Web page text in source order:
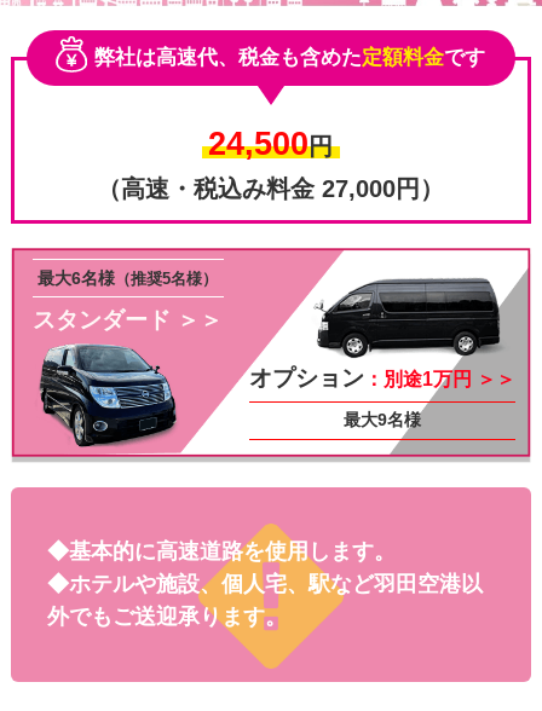
その他
料金
弊社は高速代、税金も含めた定額料金です
24,500円
（高速・税込み料金 27,000円）
スタンダード ＞＞
最大6名様 （推奨5名様）
オプション ：別途1万円 ＞＞
最大9名様
◆基本的に高速道路を使用します。
◆ホテルや施設、個人宅、駅など羽田空港以
外でもご送迎承ります。